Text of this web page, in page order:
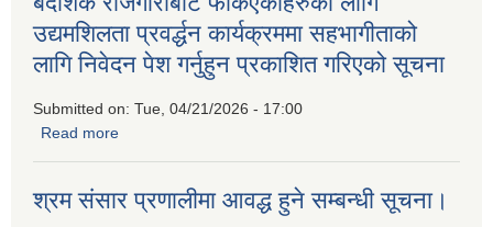
उद्यमशिलता प्रवर्द्धन कार्यक्रममा सहभागीताको
लागि निवेदन पेश गर्नुहुन प्रकाशित गरिएको सूचना
Submitted on: Tue, 04/21/2026 - 17:00
Read more
श्रम संसार प्रणालीमा आवद्ध हुने सम्बन्धी सूचना।